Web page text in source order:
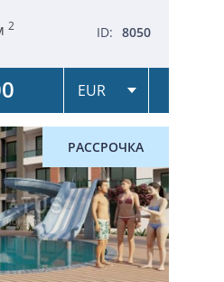
2 ID: 8050
РАССРОЧКА